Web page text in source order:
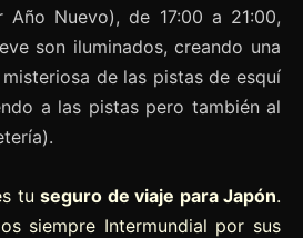
Nuevo), de 17:00 a 21:00,
son iluminados, creando una
de las pistas de esquí
a las pistas pero también al
tu seguro de viaje para Japón.
siempre Intermundial por sus